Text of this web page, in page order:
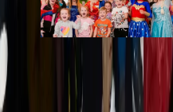
Мастерская праздника
"Маленькая страна"